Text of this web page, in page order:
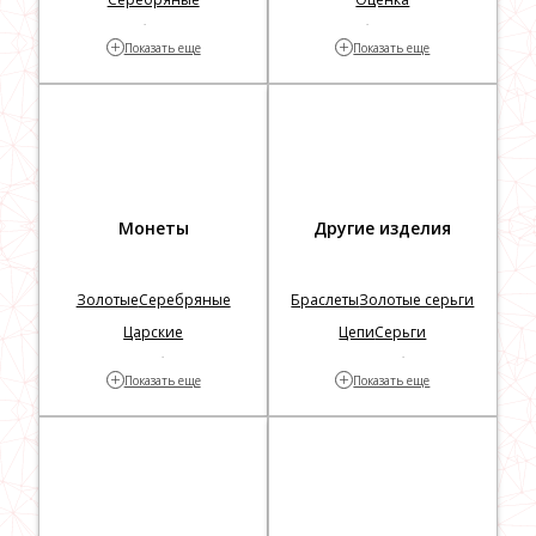
Золотые с бриллиантами
+ Показать еще
Проверка бриллиантов на
+ Показать еще
Монеты
ЗолотыеСеребряные
Царские
Георгий Победоносец
+ Показать еще
Другие изделия
БраслетыЗолотые серьги
ЦепиСерьги
Столовое серебро
+ Показать еще